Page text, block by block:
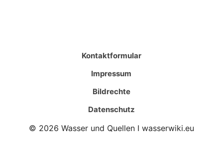
Kontaktformular
Impressum
Bildrechte
Datenschutz
© 2026 Wasser und Quellen I wasserwiki.eu